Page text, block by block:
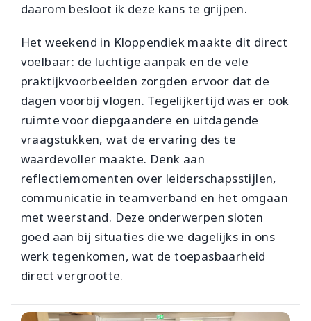
daarom besloot ik deze kans te grijpen.
Het weekend in Kloppendiek maakte dit direct
voelbaar: de luchtige aanpak en de vele
praktijkvoorbeelden zorgden ervoor dat de
dagen voorbij vlogen. Tegelijkertijd was er ook
ruimte voor diepgaandere en uitdagende
vraagstukken, wat de ervaring des te
waardevoller maakte. Denk aan
reflectiemomenten over leiderschapsstijlen,
communicatie in teamverband en het omgaan
met weerstand. Deze onderwerpen sloten
goed aan bij situaties die we dagelijks in ons
werk tegenkomen, wat de toepasbaarheid
direct vergrootte.